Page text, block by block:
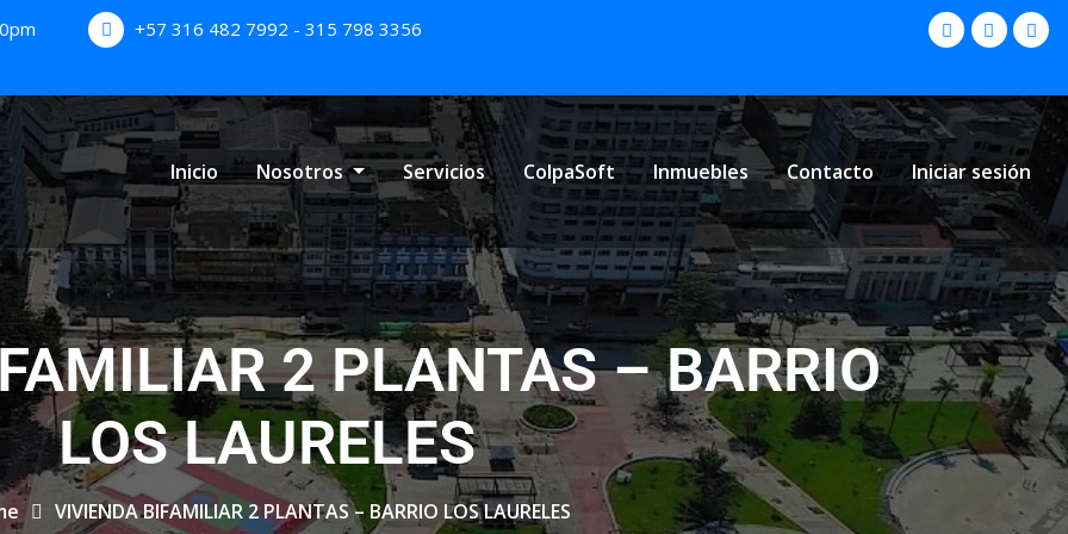
+57 316 482 7992 - 315 798 3356
Inicio Nosotros Servicios ColpaSoft Inmuebles Contacto Iniciar sesión
2 PLANTAS – BARRIO
LOS LAURELES
VIVIENDA BIFAMILIAR 2 PLANTAS – BARRIO LOS LAURELES